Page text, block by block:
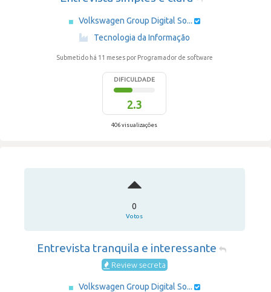
Volkswagen Group Digital So...
Tecnologia da Informação
Submetido há 11 meses por Programador de software
DIFICULDADE
2.3
406 visualizações
0
Votos
Entrevista tranquila e interessante
Review secreta
Volkswagen Group Digital So...